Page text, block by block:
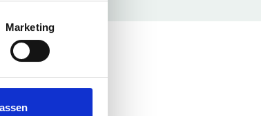
imAbschnitt
zu können
unserer
Marketing